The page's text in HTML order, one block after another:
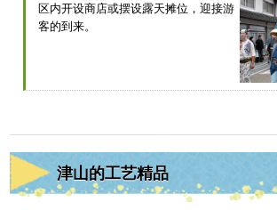
区内开设商店或摆设露天摊位，迎接游
客的到来。
津山的工艺精品